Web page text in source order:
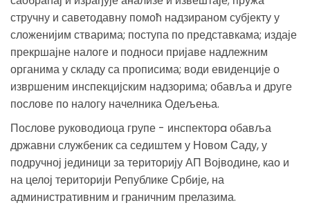
стручну и саветодавну помоћ надзираном субјекту у
сложенијим стварима; поступа по представкама; издаје
прекршајне налоге и подноси пријаве надлежним
органима у складу са прописима; води евиденције о
извршеним инспекцијским надзорима; обавља и друге
послове по налогу начелника Одељења.
Послове руководиоца групе - инспекторa обавља
државни службеник са седиштем у Новом Саду, у
подручној јединици за територију АП Војводине, као и
на целој територији Републике Србије, на
административним и граничним прелазима.